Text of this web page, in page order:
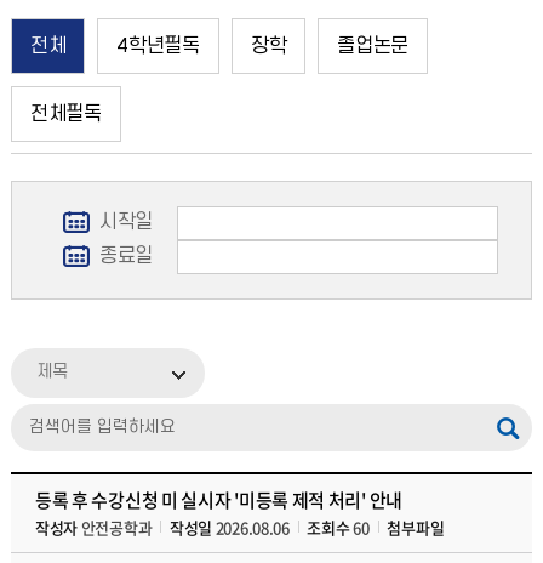
전체 4학년필독 장학 졸업논문
전체필독
시작일
종료일
제목
등록 후 수강신청 미 실시자 '미등록 제적 처리' 안내
작성자안전공학과 작성일 2026.08.06 조회수60 첨부파일